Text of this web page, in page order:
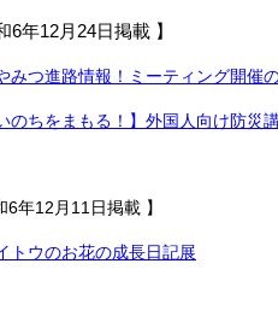
6年12月24日掲載 】
みつ進路情報！ミーティング開催
のちをまもる！】外国人向け防災
6年12月11日掲載 】
トウのお花の成長日記展